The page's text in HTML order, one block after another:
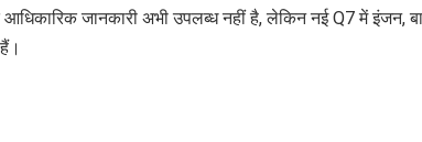
जानकारी अभी उपलब्ध नहीं है, लेकिन नई Q7 में इंजन,